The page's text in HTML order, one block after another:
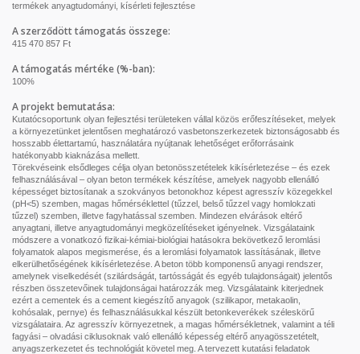
termékek anyagtudományi, kísérleti fejlesztése
A szerződött támogatás összege:
415 470 857 Ft
A támogatás mértéke (%-ban):
100%
A projekt bemutatása:
Kutatócsoportunk olyan fejlesztési területeken vállal közös erőfeszítéseket, melyek
a környezetünket jelentősen meghatározó vasbetonszerkezetek biztonságosabb és
hosszabb élettartamú, használatára nyújtanak lehetőséget erőforrásaink
hatékonyabb kiaknázása mellett.
Törekvéseink elsődleges célja olyan betonösszetételek kikísérletezése – és ezek
felhasználásával – olyan beton termékek készítése, amelyek nagyobb ellenálló
képességet biztosítanak a szokványos betonokhoz képest agresszív közegekkel
(pH<5) szemben, magas hőmérséklettel (tűzzel, belső tűzzel vagy homlokzati
tűzzel) szemben, illetve fagyhatással szemben. Mindezen elvárások eltérő
anyagtani, illetve anyagtudományi megközelítéseket igényelnek. Vizsgálataink
módszere a vonatkozó fizikai-kémiai-biológiai hatásokra bekövetkező leromlási
folyamatok alapos megismerése, és a leromlási folyamatok lassításának, illetve
elkerülhetőségének kikísérletezése. A beton több komponensű anyagi rendszer,
amelynek viselkedését (szilárdságát, tartósságát és egyéb tulajdonságait) jelentős
részben összetevőinek tulajdonságai határozzák meg. Vizsgálataink kiterjednek
ezért a cementek és a cement kiegészítő anyagok (szilikapor, metakaolin,
kohósalak, pernye) és felhasználásukkal készült betonkeverékek széleskörű
vizsgálataira. Az agresszív környezetnek, a magas hőmérsékletnek, valamint a téli
fagyási – olvadási ciklusoknak való ellenálló képesség eltérő anyagösszetételt,
anyagszerkezetet és technológiát követel meg. A tervezett kutatási feladatok